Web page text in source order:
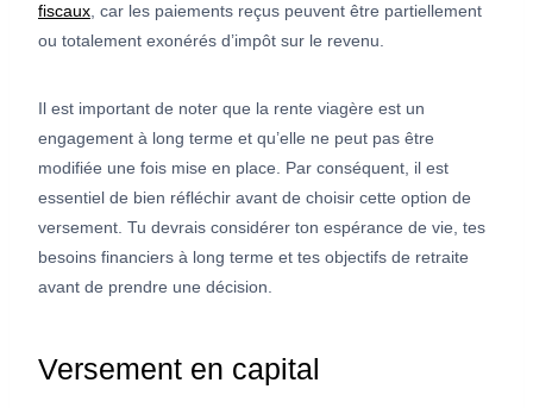
fiscaux , car les paiements reçus peuvent être partiellement
ou totalement exonérés d’impôt sur le revenu.
Il est important de noter que la rente viagère est un
engagement à long terme et qu’elle ne peut pas être
modifiée une fois mise en place. Par conséquent, il est
essentiel de bien réfléchir avant de choisir cette option de
versement. Tu devrais considérer ton espérance de vie, tes
besoins financiers à long terme et tes objectifs de retraite
avant de prendre une décision.
Versement en capital